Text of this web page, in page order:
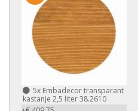
5x Embadecor transparant
kastanje 2,5 liter 38.2610